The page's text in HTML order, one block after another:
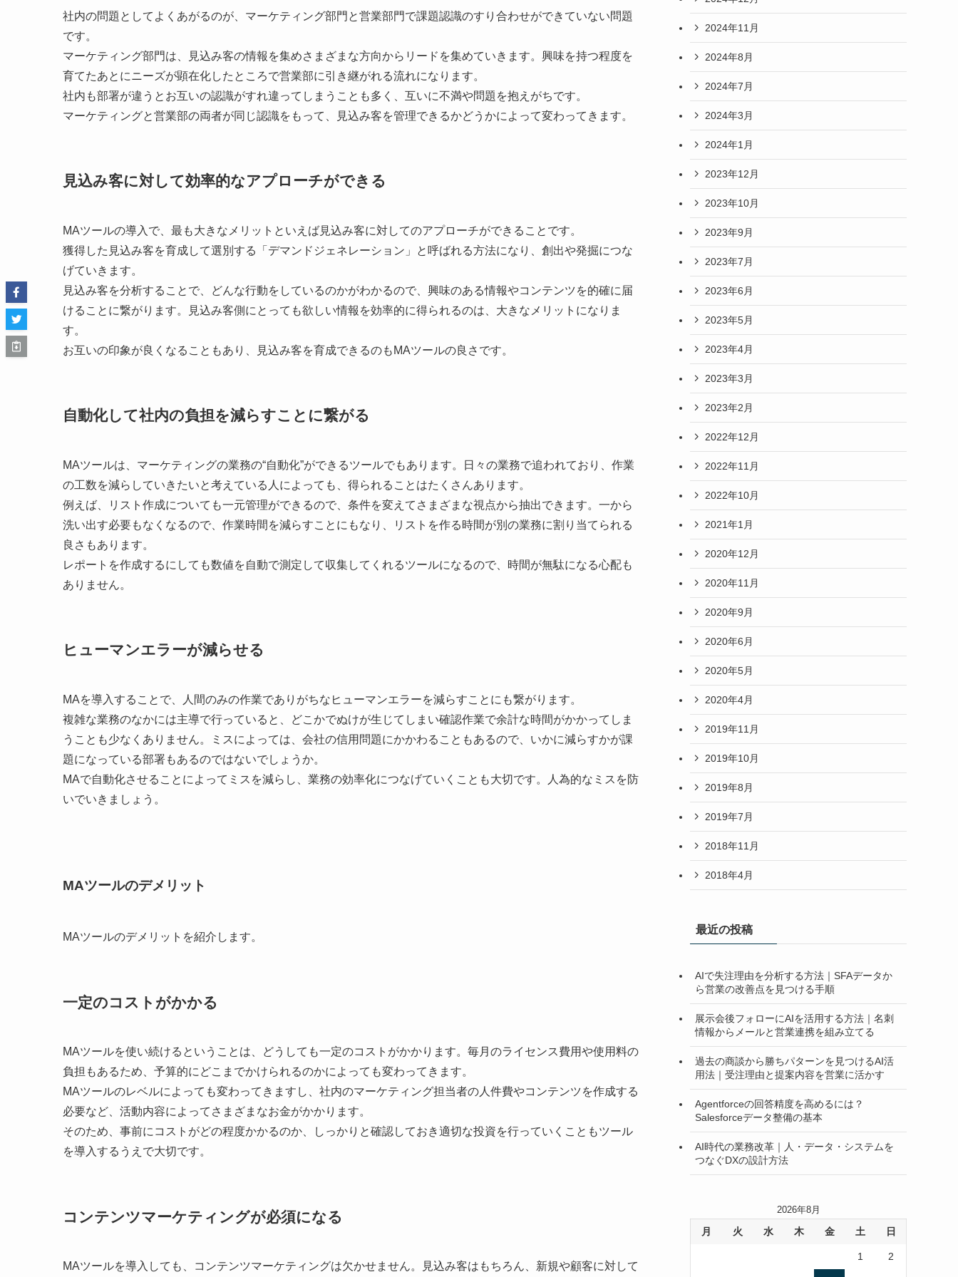
社内の問題としてよくあがるのが、マーケティング部門と営業部門で課題認識のすり合わせができていない問題
です。
マーケティング部門は、見込み客の情報を集めさまざまな方向からリードを集めていきます。興味を持つ程度を
育てたあとにニーズが顕在化したところで営業部に引き継がれる流れになります。
社内も部署が違うとお互いの認識がすれ違ってしまうことも多く、互いに不満や問題を抱えがちです。
マーケティングと営業部の両者が同じ認識をもって、見込み客を管理できるかどうかによって変わってきます。
見込み客に対して効率的なアプローチができる
MAツールの導入で、最も大きなメリットといえば見込み客に対してのアプローチができることです。
獲得した見込み客を育成して選別する「デマンドジェネレーション」と呼ばれる方法になり、創出や発掘につな
げていきます。
見込み客を分析することで、どんな行動をしているのかがわかるので、興味のある情報やコンテンツを的確に届
けることに繋がります。見込み客側にとっても欲しい情報を効率的に得られるのは、大きなメリットになりま
す。
お互いの印象が良くなることもあり、見込み客を育成できるのもMAツールの良さです。
自動化して社内の負担を減らすことに繋がる
MAツールは、マーケティングの業務の“自動化”ができるツールでもあります。日々の業務で追われており、作業
の工数を減らしていきたいと考えている人によっても、得られることはたくさんあります。
例えば、リスト作成についても一元管理ができるので、条件を変えてさまざまな視点から抽出できます。一から
洗い出す必要もなくなるので、作業時間を減らすことにもなり、リストを作る時間が別の業務に割り当てられる
良さもあります。
レポートを作成するにしても数値を自動で測定して収集してくれるツールになるので、時間が無駄になる心配も
ありません。
ヒューマンエラーが減らせる
MAを導入することで、人間のみの作業でありがちなヒューマンエラーを減らすことにも繋がります。
複雑な業務のなかには主導で行っていると、どこかでぬけが生じてしまい確認作業で余計な時間がかかってしま
うことも少なくありません。ミスによっては、会社の信用問題にかかわることもあるので、いかに減らすかが課
題になっている部署もあるのではないでしょうか。
MAで自動化させることによってミスを減らし、業務の効率化につなげていくことも大切です。人為的なミスを防
いでいきましょう。
MAツールのデメリット
MAツールのデメリットを紹介します。
一定のコストがかかる
MAツールを使い続けるということは、どうしても一定のコストがかかります。毎月のライセンス費用や使用料の
負担もあるため、予算的にどこまでかけられるのかによっても変わってきます。
MAツールのレベルによっても変わってきますし、社内のマーケティング担当者の人件費やコンテンツを作成する
必要など、活動内容によってさまざまなお金がかかります。
そのため、事前にコストがどの程度かかるのか、しっかりと確認しておき適切な投資を行っていくこともツール
を導入するうえで大切です。
コンテンツマーケティングが必須になる
MAツールを導入しても、コンテンツマーケティングは欠かせません。見込み客はもちろん、新規や顧客に対して
2024年11月
2024年8月
2024年7月
2024年3月
2024年1月
2023年12月
2023年10月
2023年9月
2023年7月
2023年6月
2023年5月
2023年4月
2023年3月
2023年2月
2022年12月
2022年11月
2022年10月
2021年1月
2020年12月
2020年11月
2020年9月
2020年6月
2020年5月
2020年4月
2019年11月
2019年10月
2019年8月
2019年7月
2018年11月
2018年4月
最近の投稿
AIで失注理由を分析する方法｜SFAデータか
ら営業の改善点を見つける手順
展示会後フォローにAIを活用する方法｜名刺
情報からメールと営業連携を組み立てる
過去の商談から勝ちパターンを見つけるAI活
用法｜受注理由と提案内容を営業に活かす
Agentforceの回答精度を高めるには？
Salesforceデータ整備の基本
AI時代の業務改革｜人・データ・システムを
つなぐDXの設計方法
2026年8月
月 火 水 木 金 土 日
1 2